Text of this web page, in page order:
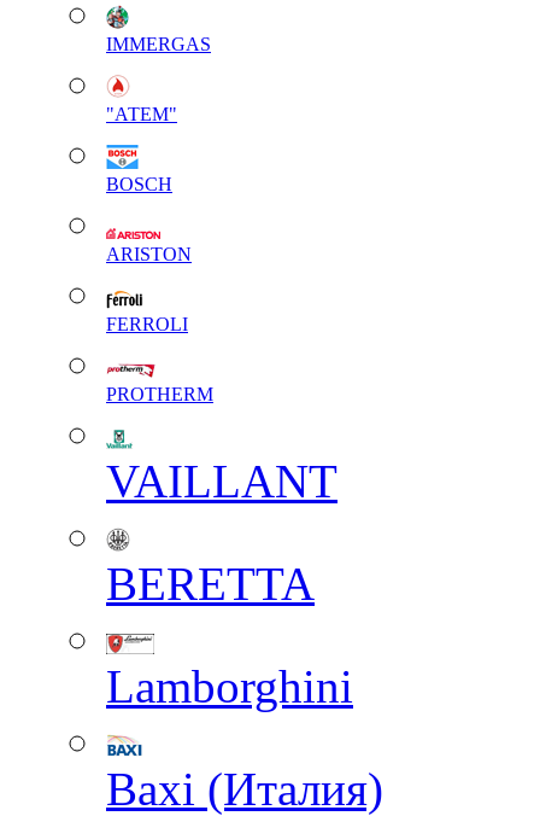
IMMERGAS
"АТЕМ"
BOSCH
ARISTON
FERROLI
PROTHERM
VAILLANT
BERETTA
Lamborghini
Baxi (Италия)